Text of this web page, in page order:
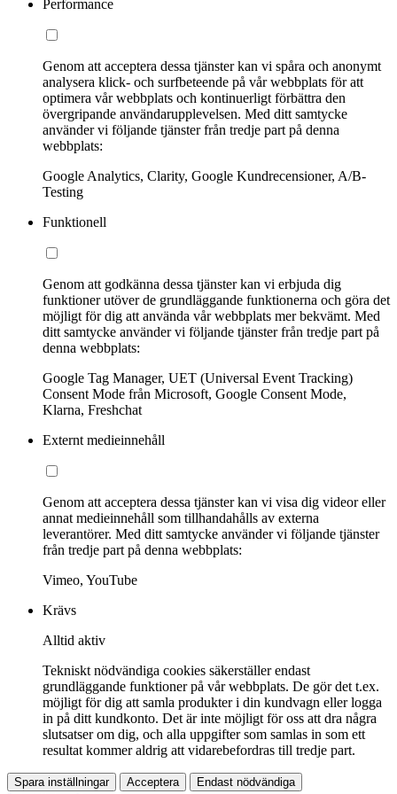
Performance
Genom att acceptera dessa tjänster kan vi spåra och anonymt
analysera klick- och surfbeteende på vår webbplats för att
optimera vår webbplats och kontinuerligt förbättra den
övergripande användarupplevelsen. Med ditt samtycke
använder vi följande tjänster från tredje part på denna
webbplats:
Google Analytics, Clarity, Google Kundrecensioner, A/B-
Testing
Funktionell
Genom att godkänna dessa tjänster kan vi erbjuda dig
funktioner utöver de grundläggande funktionerna och göra det
möjligt för dig att använda vår webbplats mer bekvämt. Med
ditt samtycke använder vi följande tjänster från tredje part på
denna webbplats:
Google Tag Manager, UET (Universal Event Tracking)
Consent Mode från Microsoft, Google Consent Mode,
Klarna, Freshchat
Externt medieinnehåll
Genom att acceptera dessa tjänster kan vi visa dig videor eller
annat medieinnehåll som tillhandahålls av externa
leverantörer. Med ditt samtycke använder vi följande tjänster
från tredje part på denna webbplats:
Vimeo, YouTube
Krävs
Alltid aktiv
Tekniskt nödvändiga cookies säkerställer endast
grundläggande funktioner på vår webbplats. De gör det t.ex.
möjligt för dig att samla produkter i din kundvagn eller logga
in på ditt kundkonto. Det är inte möjligt för oss att dra några
slutsatser om dig, och alla uppgifter som samlas in som ett
resultat kommer aldrig att vidarebefordras till tredje part.
Spara inställningar Acceptera Endast nödvändiga